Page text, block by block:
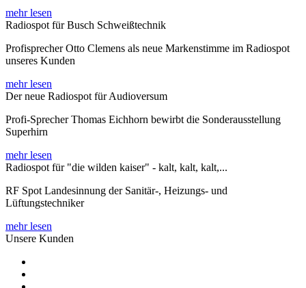
mehr lesen
Radiospot für Busch Schweißtechnik
Profisprecher Otto Clemens als neue Markenstimme im Radiospot
unseres Kunden
mehr lesen
Der neue Radiospot für Audioversum
Profi-Sprecher Thomas Eichhorn bewirbt die Sonderausstellung
Superhirn
mehr lesen
Radiospot für "die wilden kaiser" - kalt, kalt, kalt,...
RF Spot Landesinnung der Sanitär-, Heizungs- und
Lüftungstechniker
mehr lesen
Unsere Kunden